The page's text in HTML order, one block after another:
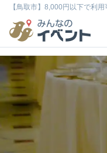
【鳥取市】8,000円以下で利